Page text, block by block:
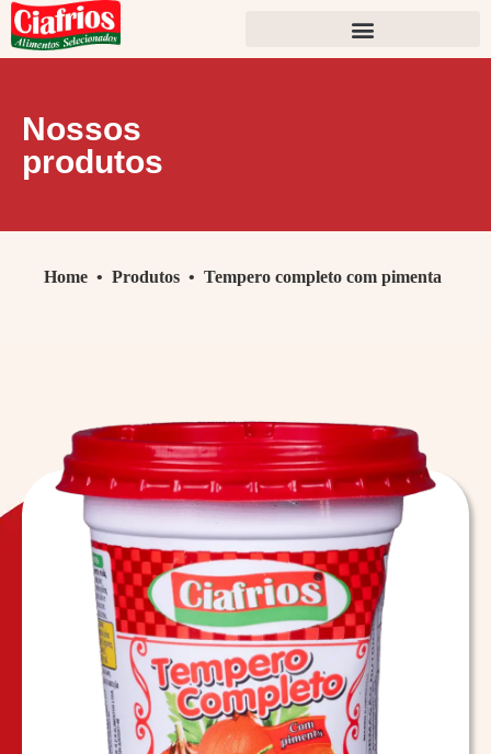
Nossos
produtos
Home • Produtos • Tempero completo com pimenta